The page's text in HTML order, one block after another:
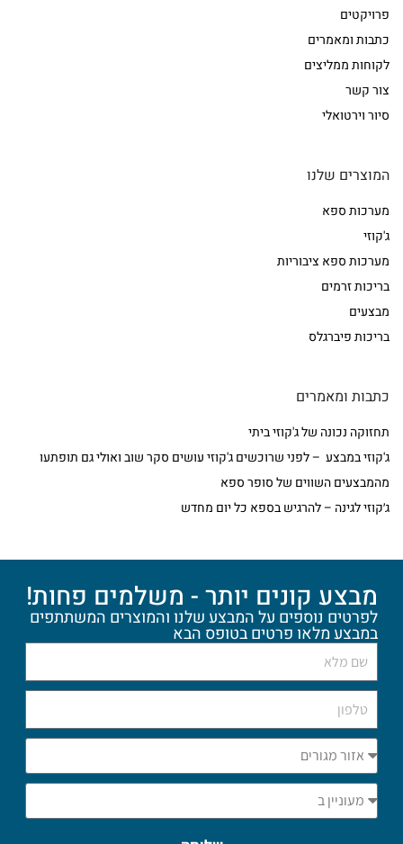
פרויקטים
כתבות ומאמרים
לקוחות ממליצים
צור קשר
סיור וירטואלי
המוצרים שלנו
מערכות ספא
ג'קוזי
מערכות ספא ציבוריות
בריכות זרמים
מבצעים
בריכות פיברגלס
כתבות ומאמרים
תחזוקה נכונה של ג'קוזי ביתי
ג'קוזי במבצע – לפני שרוכשים ג'קוזי עושים סקר שוב ואולי גם תופתעו
מהמבצעים השווים של סופר ספא
ג׳קוזי לגינה – להרגיש בספא כל יום מחדש
מבצע קונים יותר - משלמים פחות!
לפרטים נוספים על המבצע שלנו והמוצרים המשתתפים
במבצע מלאו פרטים בטופס הבא